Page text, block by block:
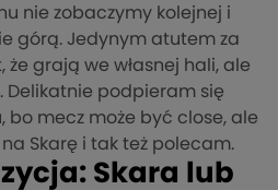
nie zobaczymy kolejnej i
górą. Jedynym atutem za
grają we własnej hali, ale
Delikatnie podpieram się
bo mecz może być close, ale
Skarę i tak też polecam.
Skara lub